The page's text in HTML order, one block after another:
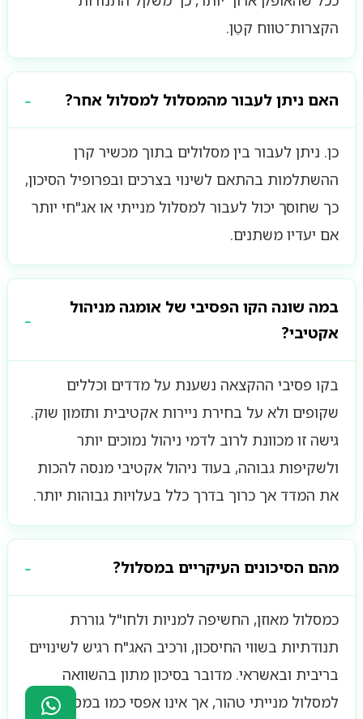
הקצרות־טווח קטֵן.
האם ניתן לעבור מהמסלול למסלול אחר?
כן. ניתן לעבור בין מסלולים בתוך מכשיר קרן
ההשתלמות בהתאם לשינוי בצרכים ובפרופיל הסיכון,
כך שחוסך יכול לעבור למסלול מנייתי או אג"חי יותר
אם יעדיו משתנים.
במה שונה הקו הפסיבי של אומגה מניהול
אקטיבי?
בקו פסיבי ההקצאה נשענת על מדדים וכללים
שקופים ולא על בחירת ניירות אקטיבית ותזמון שוק.
גישה זו מכוונת לרוב לדמי ניהול נמוכים יותר
ולשקיפות גבוהה, בעוד ניהול אקטיבי מנסה להכות
את המדד אך כרוך בדרך כלל בעלויות גבוהות יותר.
מהם הסיכונים העיקריים במסלול?
כמסלול מאוזן, החשיפה למניות ולחו"ל גוררת
תנודתיות בשווי החיסכון, ורכיב האג"ח רגיש לשינויים
בריבית ובאשראי. מדובר בסיכון מתון בהשוואה
למסלול מנייתי טהור, אך אינו אפסי כמו במסלול